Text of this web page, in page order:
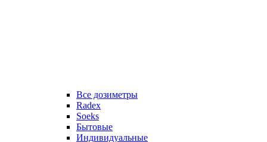
Все дозиметры
Radex
Soeks
Бытовые
Индивидуальные